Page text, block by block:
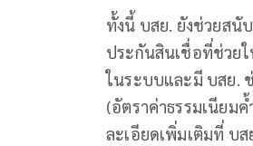
ทั้งนี้ บสย. ยังช่วยสนั
ประกันสินเชื่อที่ช่วยใ
ในระบบและมี บสย.
(อัตราค่าธรรมเนียม
ละเอียดเพิ่มเติมที่ บ